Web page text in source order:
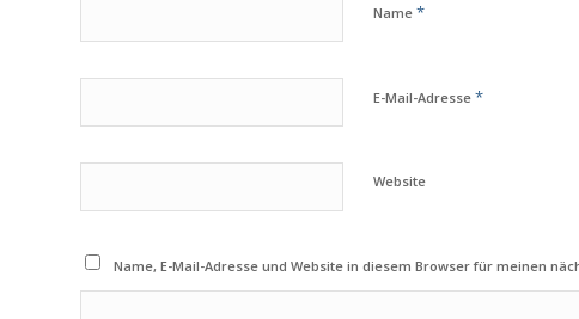
Name *
E-Mail-Adresse *
Website
Name, E-Mail-Adresse und Website in diesem Browser für meinen